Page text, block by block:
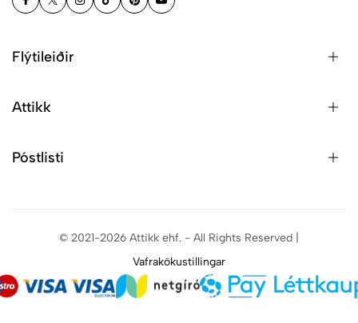
Flýtileiðir
Attikk
Póstlisti
© 2021-2026 Attikk ehf. - All Rights Reserved |
Vafrakökustillingar